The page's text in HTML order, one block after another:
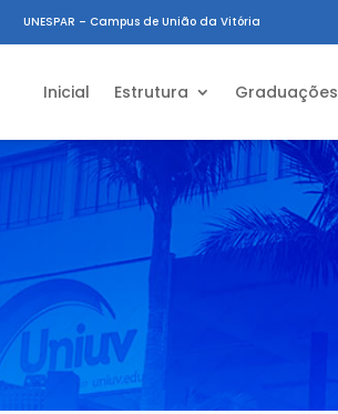
UNESPAR – Campus de União da Vitória
Inicial Estrutura Graduações